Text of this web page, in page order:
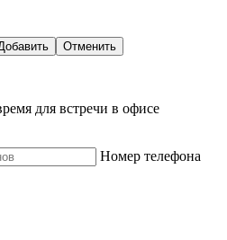
Отменить
для встречи в офисе
Номер телефона